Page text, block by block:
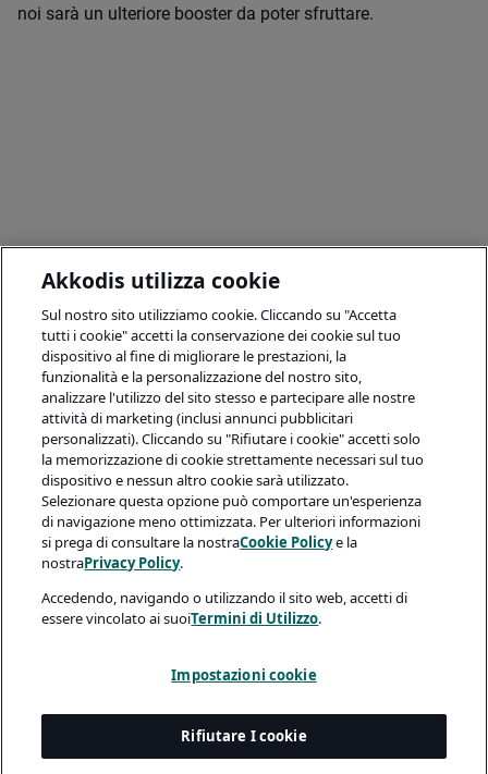
noi sarà un ulteriore booster da poter sfruttare.
Akkodis utilizza cookie
Sul nostro sito utilizziamo cookie. Cliccando su "Accetta
tutti i cookie" accetti la conservazione dei cookie sul tuo
dispositivo al fine di migliorare le prestazioni, la
funzionalità e la personalizzazione del nostro sito,
analizzare l'utilizzo del sito stesso e partecipare alle nostre
attività di marketing (inclusi annunci pubblicitari
personalizzati). Cliccando su "Rifiutare i cookie" accetti solo
la memorizzazione di cookie strettamente necessari sul tuo
dispositivo e nessun altro cookie sarà utilizzato.
Selezionare questa opzione può comportare un'esperienza
di navigazione meno ottimizzata. Per ulteriori informazioni
si prega di consultare la nostraCookie Policye la
nostraPrivacy Policy.
Accedendo, navigando o utilizzando il sito web, accetti di
essere vincolato ai suoiTermini di Utilizzo.
Impostazioni cookie
Rifiutare I cookie